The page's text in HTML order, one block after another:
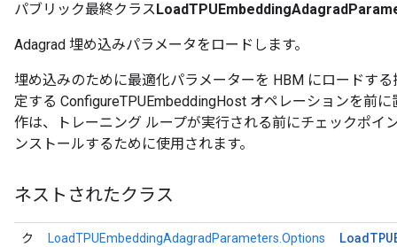
パブリック最終クラス
Adagrad 埋め込みパラメータをロードします。
埋め込みのために最適化パラメーターを HBM にロードす
定する ConfigureTPUEmbeddingHost オペレーションを前
作は、トレーニング ループが実行される前にチェックポイ
ンストールするために使用されます。
ネストされたクラス
ク
LoadTPUEmbeddingAdagradParameters.Options Load